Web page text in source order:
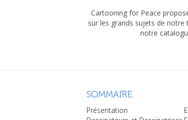
Cartooning for Peace
sur les grands sujets de notre
notre
SOMMAIRE
Présentation